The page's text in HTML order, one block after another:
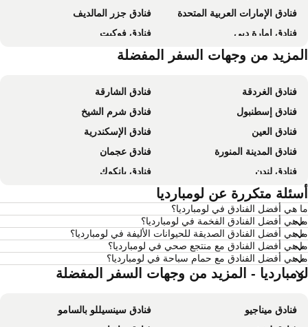
فنادق الإمارات العربية المتحدة
فنادق جزر المالديف
فنادق إمارة دبي
فنادق فوكيت
فنادق الساحل الشمالي لمصر
فنادق إمارة أبو ظبيمن وجهات السفر المفضلة
فنادق الغردقة
فنادق الشارقة
فنادق إسطنبول
فنادق شرم الشيخ
فنادق العين
فنادق الإسكندرية
فنادق المدينة المنورة
فنادق عجمان
فنادق لندن
فنادق بانكوك
فنادق القاهرة
فنادق العين السخنة
فنادق نيويورك
فنادق يريفان
فنادق مومباي
فنادق باريس
فنادق مدريد
فنادق موريشيوس
فنادق قطر
فنادق جربة
متكررة عن لومبارديا
هي أفضل الفنادق في لومبارديا؟
هي أفضل الفنادق الفخمة في لومبارديا؟
هي أفضل الفنادق الصديقة للحيوانات الأليفة في لومبارديا؟
هي أفضل الفنادق مع منتجع صحي في لومبارديا؟
هي أفضل الفنادق مع حمام سباحة في لومبارديا؟
- المزيد من وجهات السفر المفضلة
فنادق ميناجيو
فنادق سينسيللو بالسامو